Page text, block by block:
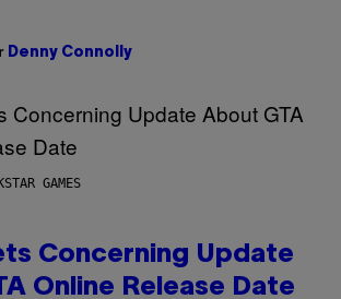
Denny Connolly
GAMES
Concerning Update
Online Release Date